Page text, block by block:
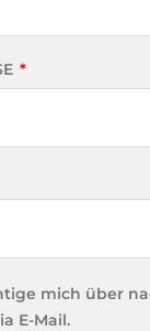
*
mich über
E-Mail.